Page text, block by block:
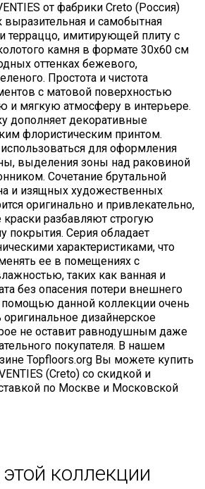
от фабрики Creto (Россия)
и самобытная
терраццо, имитирующей плиту с
камня в формате 30х60 см
оттенках бежевого,
Простота и чистота
с матовой поверхностью
и мягкую атмосферу в интерьере.
дополняет декоративные
флористическим принтом.
для оформления
выделения зоны над раковиной
Сочетание брутальной
и изящных художественных
оригинально и привлекательно,
разбавляют строгую
покрытия. Серия обладает
характеристиками, что
ее в помещениях с
таких как ванная и
без опасения потери внешнего
помощью данной коллекции очень
оригинальное дизайнерское
не оставит равнодушным даже
покупателя. В нашем
Topfloors.org Вы можете купить
(Creto) со скидкой и
по Москве и Московской
коллекции